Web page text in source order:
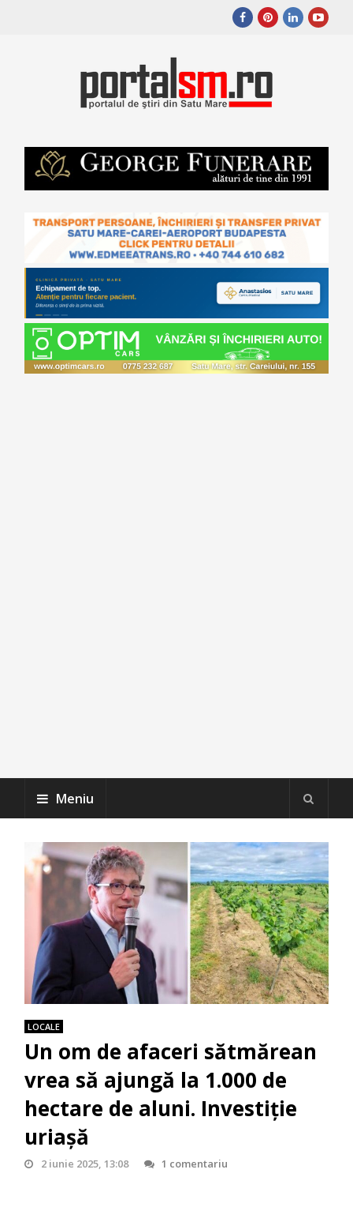
Meniu
LOCALE
Un om de afaceri sătmărean
vrea să ajungă la 1.000 de
hectare de aluni. Investiție
uriașă
2 iunie 2025, 13:08 1 comentariu